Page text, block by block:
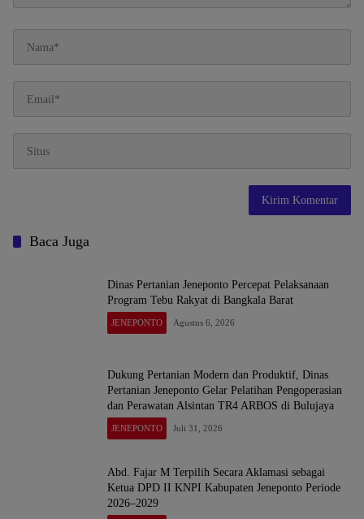
Baca Juga
Dinas Pertanian Jeneponto Percepat Pelaksanaan
Program Tebu Rakyat di Bangkala Barat
JENEPONTO Agustus 6, 2026
Dukung Pertanian Modern dan Produktif, Dinas
Pertanian Jeneponto Gelar Pelatihan Pengoperasian
dan Perawatan Alsintan TR4 ARBOS di Bulujaya
JENEPONTO Juli 31, 2026
Abd. Fajar M Terpilih Secara Aklamasi sebagai
Ketua DPD II KNPI Kabupaten Jeneponto Periode
2026–2029